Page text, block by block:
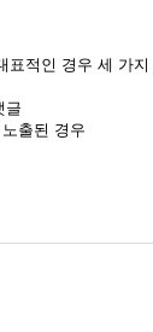
표적인 경우 세 가지
글
출된 경우​